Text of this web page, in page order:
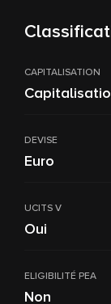
CAPITALISATION
DEVISE
Euro
UCITS V
Oui
ELIGIBILITÉ PEA
Non